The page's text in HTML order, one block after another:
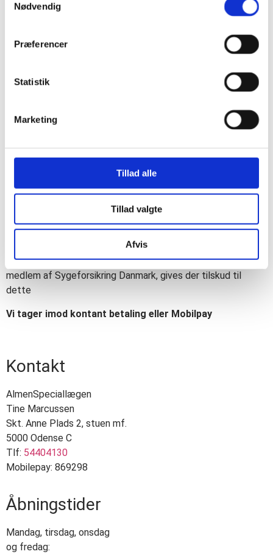
Nødvendig
Præferencer
Statistik
Marketing
Tillad alle
Tillad valgte
Afvis
tidsforbrug
betaling ved forsikringsselskabet.
Såfremt forsikringsselskabet afviser en
betalingsopkrævelse, påhviler det istedet patienten selv at
betale for attestudfyldelsen.
Alle konsultationer i forbindelse med rejsevejledning og
vaccinationer koster 250 kr. per gang. Sygesikringen dækker
ikke konsultation i forbindelse med rejsevaccination. Er du
medlem af Sygeforsikring Danmark, gives der tilskud til
dette
Vi tager imod kontant betaling eller Mobilpay
Kontakt
AlmenSpeciallægen
Tine Marcussen
Skt. Anne Plads 2, stuen mf.
5000 Odense C
Tlf: 54404130
Mobilepay: 869298
Åbningstider
Mandag, tirsdag, onsdag
og fredag: